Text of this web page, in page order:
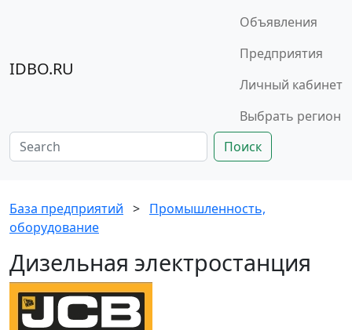
IDBO.RU
Объявления
Предприятия
Личный кабинет
Выбрать регион
Поиск
База предприятий > Промышленность,
оборудование
Дизельная электростанция